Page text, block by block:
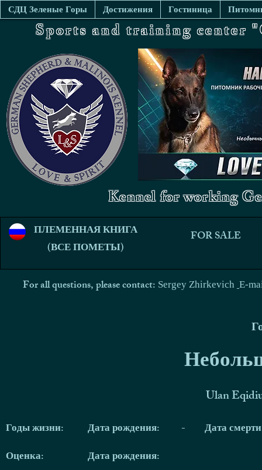
СДЦ Зеленые Горы Достижения Гостиница
Sports and training center
Kennel for working
ПЛЕМЕННАЯ КНИГА
(ВСЕ ПОМЕТЫ)
FOR SALE
For all questions, please contact: Sergey Zhirkevich E-
Ulan
Годы жизни:
Оценка:
Дата рождения: -
Дата
Дата рождения: